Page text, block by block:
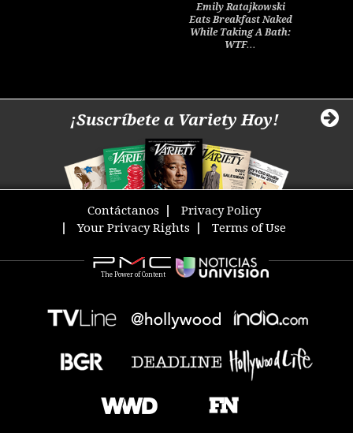
Emily Ratajkowski
Eats Breakfast Naked
While Taking A Bath:
WTF…
¡Suscríbete a Variety Hoy!
Contáctanos
Privacy Policy
Your Privacy Rights
Terms of Use
The Power of Content